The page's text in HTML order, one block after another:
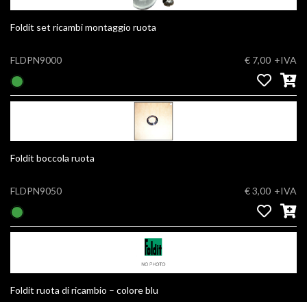
Foldit set ricambi montaggio ruota
FLDPN9000 € 7,00 +IVA
Foldit boccola ruota
FLDPN9050 € 3,00 +IVA
Foldit ruota di ricambio – colore blu